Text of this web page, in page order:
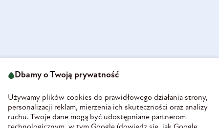
58-160 Świebodzice
REGON 890213034
INFORMACJE
Dbamy o Twoją prywatność
Używamy plików cookies do prawidłowego działania strony,
personalizacji reklam, mierzenia ich skuteczności oraz analizy
ruchu. Twoje dane mogą być udostępniane partnerom